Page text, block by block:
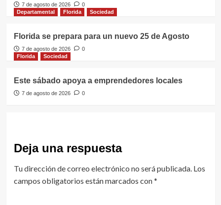
7 de agosto de 2026
0
Departamental
Florida Sociedad
Florida se prepara para un nuevo 25 de Agosto
7 de agosto de 2026
0
Florida
Sociedad
Este sábado apoya a emprendedores locales
7 de agosto de 2026 0
Deja una respuesta
Tu dirección de correo electrónico no será publicada. Los
campos obligatorios están marcados con*